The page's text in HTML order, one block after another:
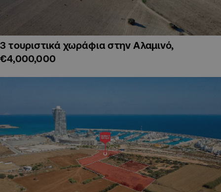
3 τουριστικά χωράφια στην Αλαμινό,
€4,000,000